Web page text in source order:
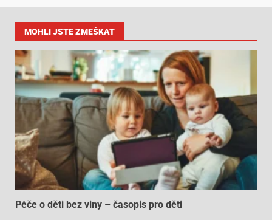
MOHLI JSTE ZMEŠKAT
Péče o děti bez viny – časopis pro děti